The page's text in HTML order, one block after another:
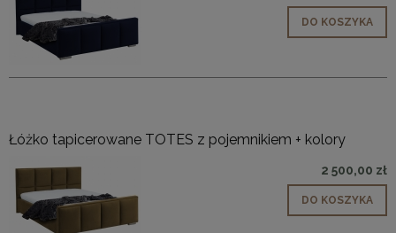
DO KOSZYKA
Łóżko tapicerowane TOTES z pojemnikiem + kolory
2 500,00 zł
DO KOSZYKA